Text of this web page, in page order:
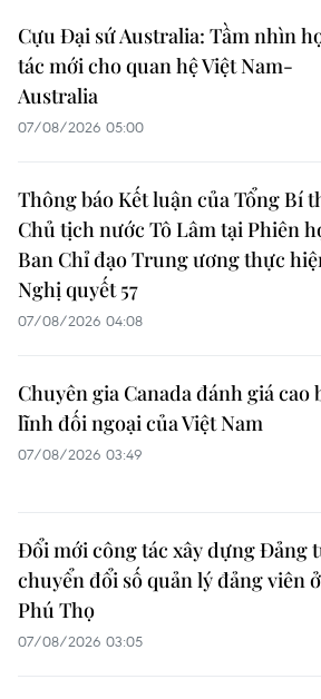
Cựu Đại sứ Australia: Tầm nhìn
tác mới cho quan hệ Việt Nam-
Australia
07/08/2026 05:00
Thông báo Kết luận của Tổng Bí
Chủ tịch nước Tô Lâm tại Phiên
Ban Chỉ đạo Trung ương thực
Nghị quyết 57
07/08/2026 04:08
Chuyên gia Canada đánh giá cao
lĩnh đối ngoại của Việt Nam
07/08/2026 03:49
Đổi mới công tác xây dựng Đảng
chuyển đổi số quản lý đảng viên ở
Phú Thọ
07/08/2026 03:05